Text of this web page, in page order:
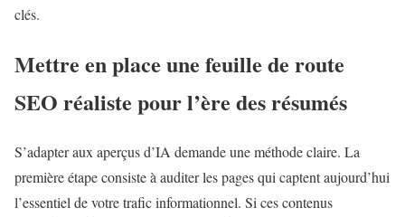
clés.
Mettre en place une feuille de route
SEO réaliste pour l’ère des résumés
S’adapter aux aperçus d’IA demande une méthode claire. La
première étape consiste à auditer les pages qui captent aujourd’hui
l’essentiel de votre trafic informationnel. Si ces contenus